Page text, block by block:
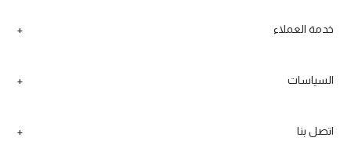
خدمة العملاء
السياسات
اتصل بنا